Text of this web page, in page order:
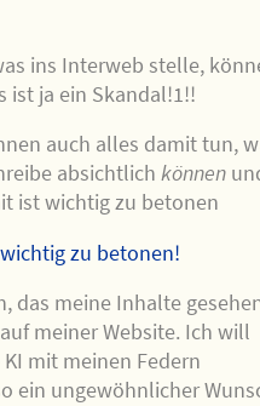
ins Interweb stelle,
ist ja ein Skandal!1!!
auch alles damit tun,
absichtlich können
ist wichtig zu betonen
zu betonen!
das meine Inhalte
meiner Website. Ich will
mit meinen Federn
ein ungewöhnlicher